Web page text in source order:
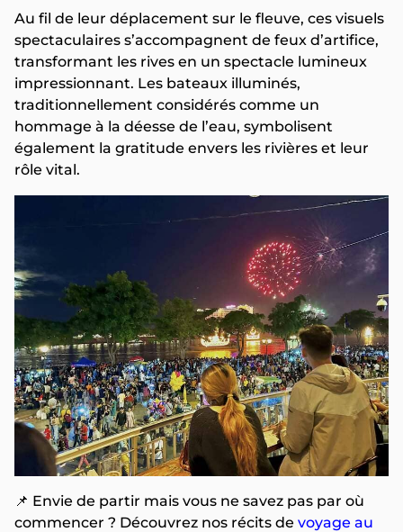
Au fil de leur déplacement sur le fleuve, ces visuels
spectaculaires s’accompagnent de feux d’artifice,
transformant les rives en un spectacle lumineux
impressionnant. Les bateaux illuminés,
traditionnellement considérés comme un
hommage à la déesse de l’eau, symbolisent
également la gratitude envers les rivières et leur
rôle vital.
📌 Envie de partir mais vous ne savez pas par où
commencer ? Découvrez nos récits de voyage au